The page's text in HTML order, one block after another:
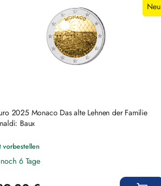
Neu
2025 Monaco Das alte Lehnen der Familie
Baux
vorbestellen
6 Tage